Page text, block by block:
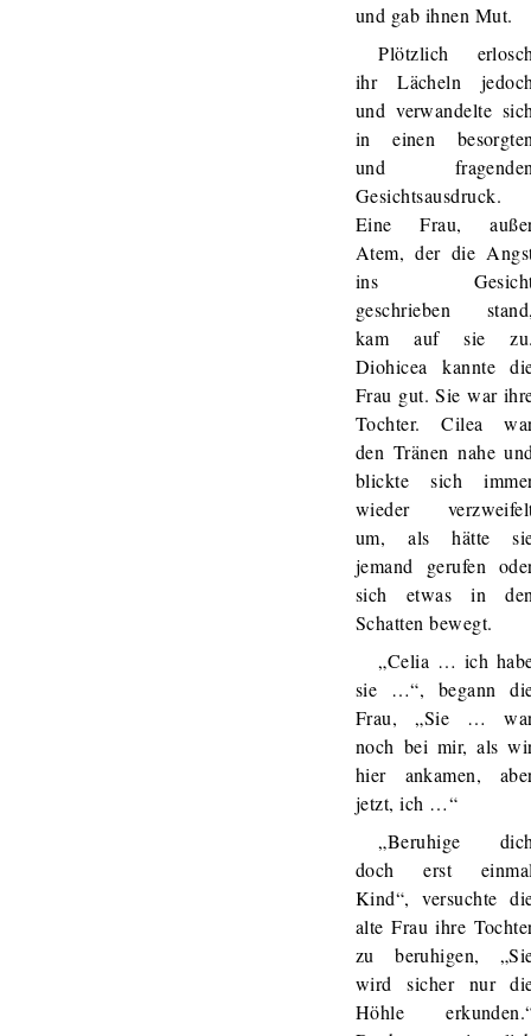
und gab ihnen Mut.
Plötzlich
ihr Lächeln
und verwandelte
in einen
und
Gesichtsausdruck.
Eine Frau,
Atem, der die
ins
geschrieben
kam auf sie
Diohicea kannte
Frau gut. Sie war
Tochter. Cilea
den Tränen nahe
blickte sich
wieder
um, als hätte
jemand gerufen
sich etwas in
Schatten bewegt.
„Celia … ich
sie …“, begann
Frau, „Sie …
noch bei mir, als
hier ankamen,
jetzt, ich …“
„Beruhige
doch erst
Kind“, versuchte
alte Frau ihre
zu beruhigen,
wird sicher nur
Höhle